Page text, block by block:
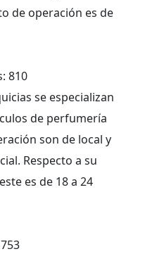
de operación es de
810
se especializan
de perfumería
son de local y
Respecto a su
es de 18 a 24